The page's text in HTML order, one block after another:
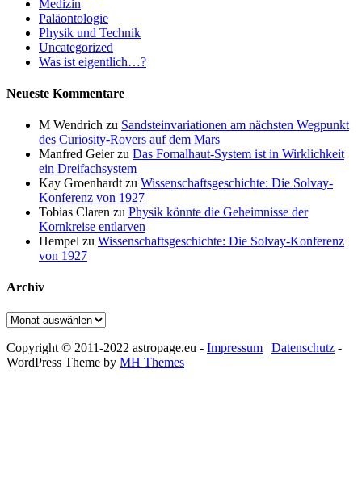
Medizin
Paläontologie
Physik und Technik
Uncategorized
Was ist eigentlich…?
Neueste Kommentare
M Wendrich zu Sandsteinvariationen am nächsten Wegpunkt
des Curiosity-Rovers auf dem Mars
Manfred Geierzu Das Fomalhaut-System ist in Wirklichkeit
ein Dreifachsystem
Kay Groenhardt zu Wissenschaftsgeschichte: Die Solvay-
Konferenz von 1927
Tobias Claren zu Physik könnte die Geheimnisse der
Kornkreise entlarven
Hempel zu Wissenschaftsgeschichte: Die Solvay-Konferenz
von 1927
Archiv
Archiv
Copyright © 2011-2022 astropage.eu - Impressum | Datenschutz -
WordPress Theme by MH Themes